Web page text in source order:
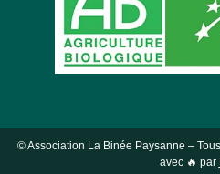
© Association La Binée Paysanne –
avec 🔥 par